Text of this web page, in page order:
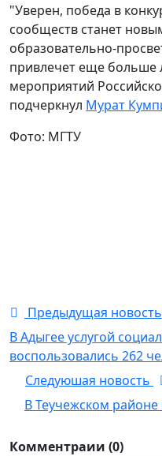
"Уверен, победа в
сообществ станет
образовательно-
привлечет еще больше
мероприятий
подчеркнул Мурат
Фото: МГТУ
Предыдущая новость
В Адыгее услугой
воспользовались 262
Следуюшая новость
В Теучежском
Комментраии (0)